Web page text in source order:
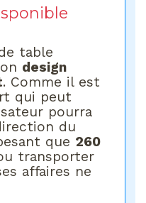
table
design
. Comme il est
qui peut
pourra
du
que 260
transporter
affaires ne